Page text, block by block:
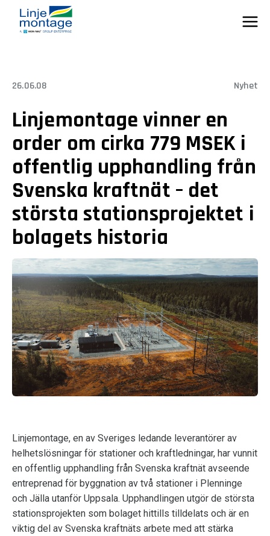
content
26.06.08 Nyhet
Linjemontage vinner en
order om cirka 779 MSEK i
offentlig upphandling från
Svenska kraftnät – det
största stationsprojektet i
bolagets historia
Linjemontage, en av Sveriges ledande leverantörer av
helhetslösningar för stationer och kraftledningar, har vunnit
en offentlig upphandling från Svenska kraftnät avseende
entreprenad för byggnation av två stationer i Plenninge
och Jälla utanför Uppsala. Upphandlingen utgör de största
stationsprojekten som bolaget hittills tilldelats och är en
viktig del av Svenska kraftnäts arbete med att stärka